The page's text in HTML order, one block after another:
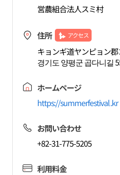
営農組合法人スミ村
住所 アクセス
キョンギ道ヤンピョン
경기도 양평군 곱다니길
ホームページ
https://summerfestival.kr
お問い合わせ
+82-31-775-5205
利用料金